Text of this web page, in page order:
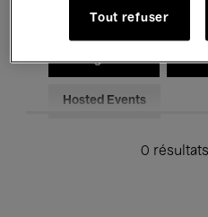
Pour tous Kids’
Enseignement
Hosted Events
0
Tout refuser